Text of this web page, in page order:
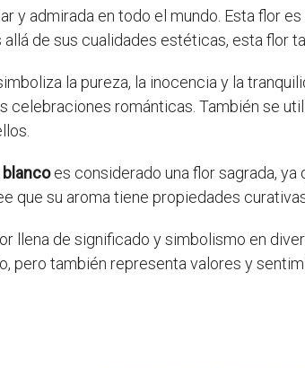
y admirada en todo el mundo. Esta flor
de sus cualidades estéticas, esta flor
la pureza, la inocencia y la
celebraciones románticas. También se
es considerado una flor sagrada, ya
que su aroma tiene propiedades
llena de significado y simbolismo en
pero también representa valores y